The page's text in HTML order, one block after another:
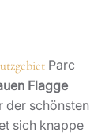
Parc
Flagge
der schönsten
sich knappe